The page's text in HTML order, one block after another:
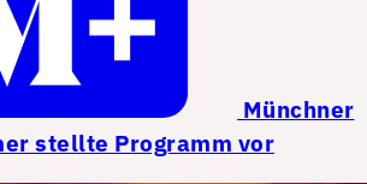
Münchner
stellte Programm vor